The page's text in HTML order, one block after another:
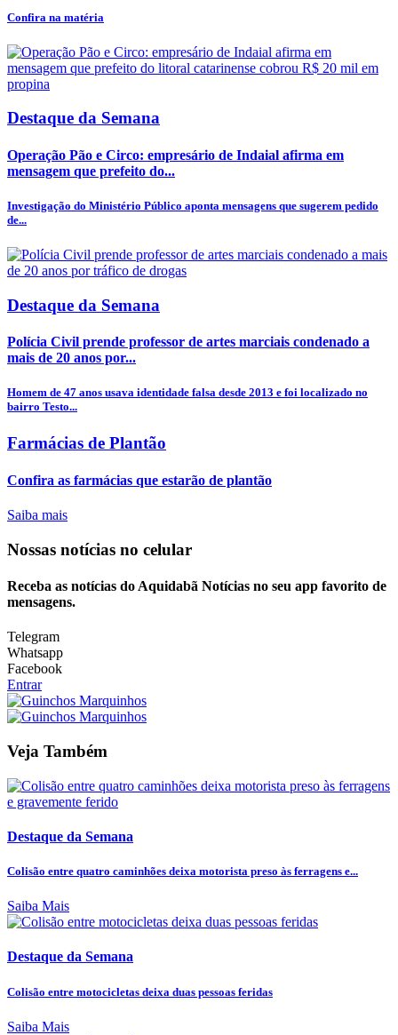
Confira na matéria
Destaque da Semana
Operação Pão e Circo: empresário de Indaial afirma em
mensagem que prefeito do...
Investigação do Ministério Público aponta mensagens que sugerem pedido
de...
Destaque da Semana
Polícia Civil prende professor de artes marciais condenado a
mais de 20 anos por...
Homem de 47 anos usava identidade falsa desde 2013 e foi localizado no
bairro Testo...
Farmácias de Plantão
Confira as farmácias que estarão de plantão
Saiba mais
Nossas notícias no celular
Receba as notícias do Aquidabã Notícias no seu app favorito de
mensagens.
Telegram
Whatsapp
Facebook
Entrar
Veja Também
Destaque da Semana
Colisão entre quatro caminhões deixa motorista preso às ferragens e...
Saiba Mais
Destaque da Semana
Colisão entre motocicletas deixa duas pessoas feridas
Saiba Mais